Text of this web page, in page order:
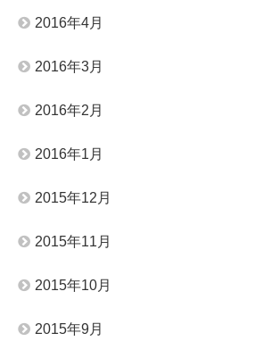
2016年4月
2016年3月
2016年2月
2016年1月
2015年12月
2015年11月
2015年10月
2015年9月